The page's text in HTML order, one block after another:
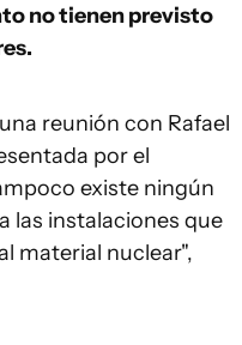
no tienen previsto
reunión con Rafael
por el
existe ningún
las instalaciones que
material nuclear",